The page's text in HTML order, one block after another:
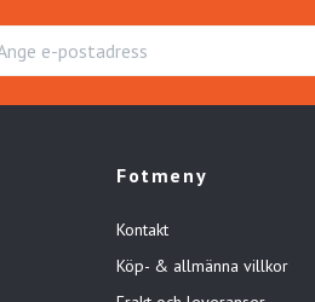
Fotmeny
Kontakt
Köp- & allmänna villkor